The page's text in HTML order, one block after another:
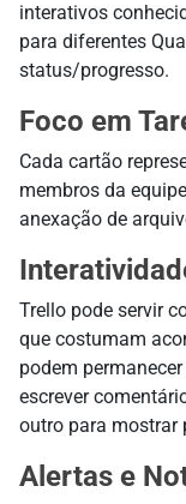
interativos
para diferentes
status/progresso.
Foco em
Cada cartão
membros da
anexação de
Trello pode servir
que costumam
podem
escrever
outro para mostrar
Alertas e